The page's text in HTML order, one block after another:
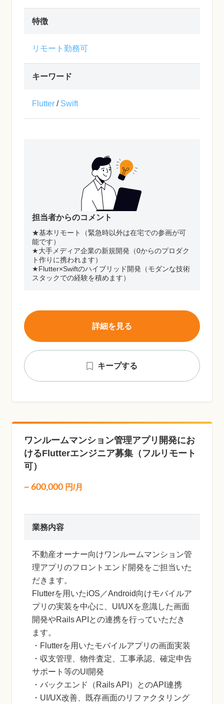
特徴
リモート勤務可
キーワード
Flutter / Swift
担当者からのコメント
★基本リモート（緊急時以外は在宅での参画が可
能です）
★大手メディア企業の新規開発（0からのプロダク
ト作りに携われます）
★Flutter×Swiftのハイブリッド開発（モダンな技術
スタックでの経験を積めます）
キープする
詳細を見る
ワンルームマンション管理アプリ開発にお
けるFlutterエンジニア募集（フルリモート
可）
~ 600,000 円/月
業務内容
不動産オーナー向けワンルームマンション管
理アプリのフロントエンド開発をご担当いた
だきます。
Flutterを用いたiOS／Android向けモバイルア
プリの実装を中心に、UI/UXを意識した画面
開発やRails APIとの連携を行っていただき
ます。
・Flutterを用いたモバイルアプリの画面実装
・収支管理、物件査定、工事承認、確定申告
サポート等のUI開発
・バックエンド（Rails API）とのAPI連携
・UI/UX改善、既存画面のリファクタリング